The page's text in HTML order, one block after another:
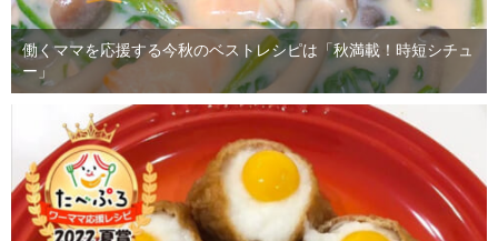
働くママを応援する今秋のベストレシピは「秋満載！時短シチュ
ー」